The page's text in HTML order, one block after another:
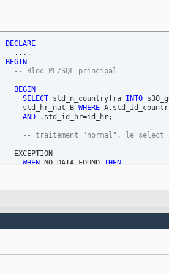
DECLARE
BEGIN
-- Bloc PL/SQL principal
BEGIN
SELECT std_n_countryfra INTO
    std_hr_nat B
WHERE
AND .std_id_hr=id_hr;
-- traitement "normal", le select a
  EXCEPTION
WHEN NO_DATA_FOUND THEN